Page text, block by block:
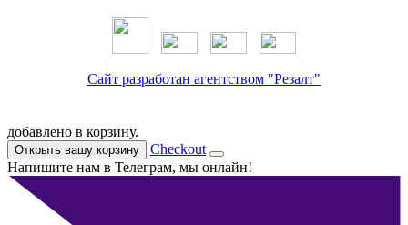
Сайт разработан агентством "Резалт"
добавлено в корзину.
Открыть вашу корзину
Checkout
Напишите нам в Телеграм, мы онлайн!